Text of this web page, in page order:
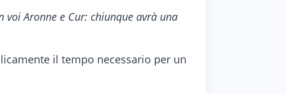
voi Aronne e Cur: chiunque avrà una
il tempo necessario per un